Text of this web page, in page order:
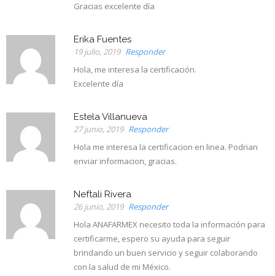
Gracias excelente día
Erika Fuentes
19 julio, 2019 Responder
Hola, me interesa la certificación.
Excelente día
Estela Villanueva
27 junio, 2019 Responder
Hola me interesa la certificacion en linea. Podrian
enviar informacion, gracias.
Neftali Rivera
26 junio, 2019 Responder
Hola ANAFARMEX necesito toda la información para
certificarme, espero su ayuda para seguir
brindando un buen servicio y seguir colaborando
con la salud de mi México.